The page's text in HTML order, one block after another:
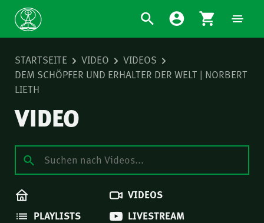
STARTSEITE VIDEO
VIDEOS
DEM SCHÖPFER UND ERHALTER DER WELT | NORBERT
LIETH
VIDEO
VIDEOS
PLAYLISTS
LIVESTREAM